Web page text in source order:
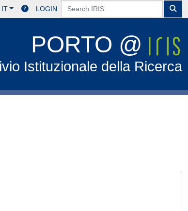
IT LOGIN
PORTO @
Istituzionale della Ricerca